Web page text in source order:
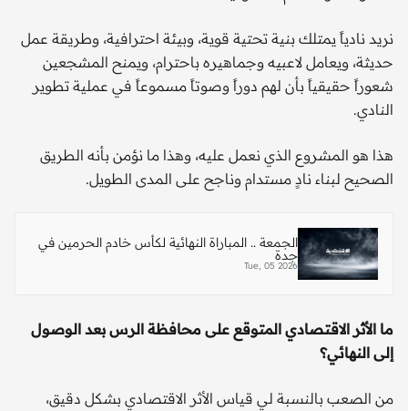
نريد نادياً يمتلك بنية تحتية قوية، وبيئة احترافية، وطريقة عمل
حديثة، ويعامل لاعبيه وجماهيره باحترام، ويمنح المشجعين
شعوراً حقيقياً بأن لهم دوراً وصوتاً مسموعاً في عملية تطوير
النادي.
هذا هو المشروع الذي نعمل عليه، وهذا ما نؤمن بأنه الطريق
الصحيح لبناء نادٍ مستدام وناجح على المدى الطويل.
الجمعة .. المباراة النهائية لكأس خادم الحرمين في
جدة
Tue, 05 2026
ما الأثر الاقتصادي المتوقع على محافظة الرس بعد الوصول
إلى النهائي؟
من الصعب بالنسبة لي قياس الأثر الاقتصادي بشكل دقيق،